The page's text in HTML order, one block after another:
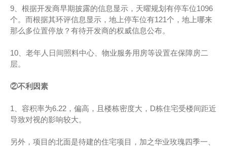
9、根据开发商早期披露的信息显示，天曜规划有停车位1096
个。而根据其环评信息显示，地上停车位有121个，地上哪来
那么多位置停放？有待开发商的权威信息公布。
10、老年人日间照料中心、物业服务用房等设置在保障房二
层。
②不利因素
1、容积率为6.22，偏高，且楼栋密度大，D栋住宅受楼间距近
导致对视的影响较大。
另外，项目的北面是待建的住宅项目，加之华业玫瑰四季一、